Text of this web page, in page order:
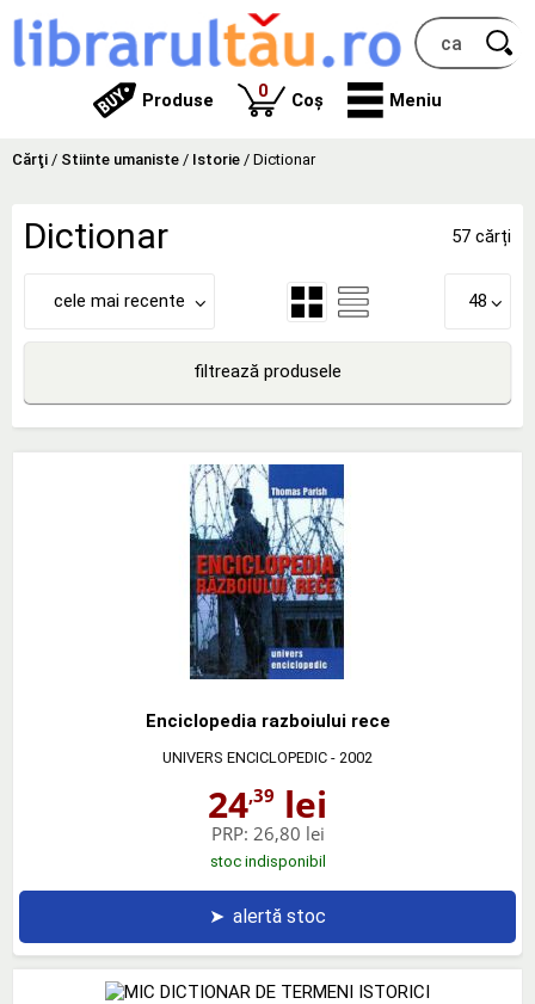
Produse 0produse
Coș Meniu
Cărţi / Stiinte umaniste / Istorie / Dictionar
Dictionar 57 cărți
cele mai recente 48
filtrează produsele
Enciclopedia razboiului rece
UNIVERS ENCICLOPEDIC - 2002
24,39 lei
PRP: 26,80 lei
stoc indisponibil
➤ alertă stoc